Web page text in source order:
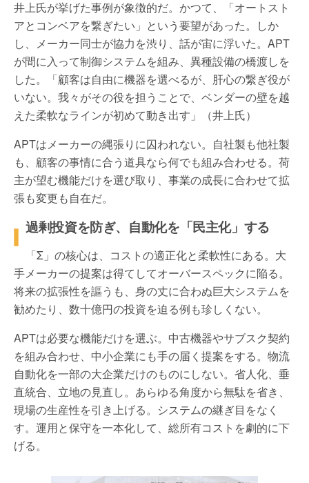
井上氏が挙げた事例が象徴的だ。かつて、「オートスト
アとコンベアを繋ぎたい」という要望があった。しか
し、メーカー同士が協力を渋り、話が宙に浮いた。 APT
が間に入って制御システムを組み、異種設備の橋渡しを
した。「顧客は自由に機器を選べるが、肝心の繋ぎ役が
いない。我々がその役を担うことで、ベンダーの壁を越
えた柔軟なラインが初めて動き出す」（井上氏）
APTはメーカーの縄張りに囚われない。自社製も他社製
も、顧客の事情に合う道具なら何でも組み合わせる。荷
主が望む機能だけを選び取り、事業の成長に合わせて拡
張も変更も自在だ。
過剰投資を防ぎ、自動化を「民主化」する
「Σ 」の核心は、コストの適正化と柔軟性にある。大
手メーカーの提案は得てしてオーバースペックに陥る。
将来の拡張性を謳うも、身の丈に合わぬ巨大システムを
勧めたり、数十億円の投資を迫る例も珍しくない。
APTは必要な機能だけを選ぶ。中古機器やサブスク契約
を組み合わせ、中小企業にも手の届く提案をする。物流
自動化を一部の大企業だけのものにしない。省人化、垂
直統合、立地の見直し。あらゆる角度から無駄を省き、
現場の生産性を引き上げる。システムの継ぎ目をなく
す。運用と保守を一本化して、総所有コストを劇的に下
げる。